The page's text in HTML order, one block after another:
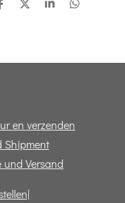
D
S
D
en verzenden
Shipment
Versand